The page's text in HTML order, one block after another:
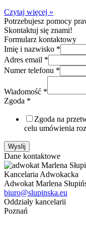
Czytaj więcej »
Potrzebujesz pomocy
Skontaktuj się znami!
Formularz kontaktowy
Imię i nazwisko *
Adres email *
Numer telefonu *
Wiadomość *
Zgoda *
Zgoda na
celu umówienia
Wyslij
Dane kontaktowe
Kancelaria Adwokacka
Adwokat Marlena
biuro@slupinska.eu
Oddziały kancelarii
Poznań